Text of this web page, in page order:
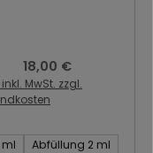
Regulärer Preis:
18,00 €
inkl. MwSt. zzgl.
des Artikel:
ml Abfüllung 2 ml